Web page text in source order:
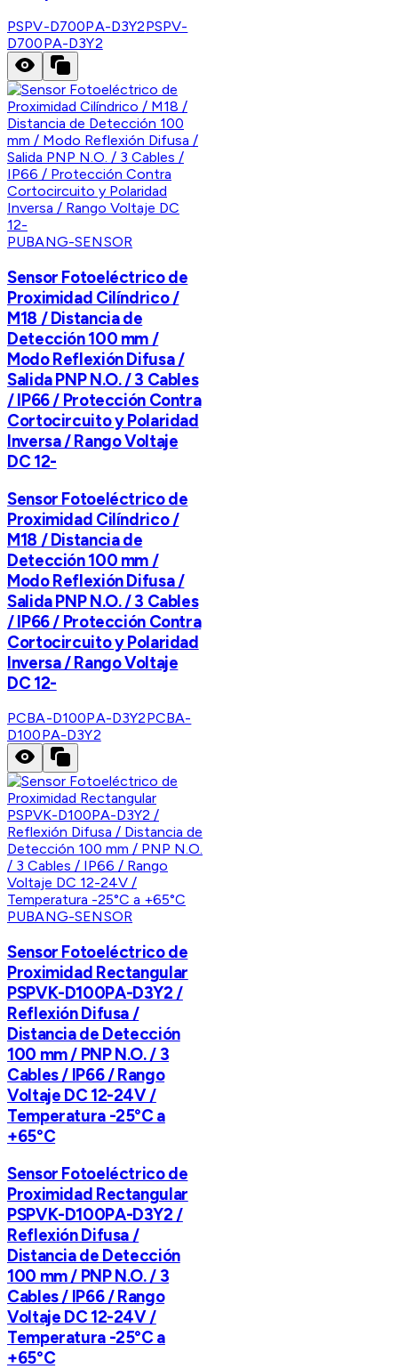
PSPV-D700PA-D3Y2PSPV-
D700PA-D3Y2
PUBANG-SENSOR
Sensor Fotoeléctrico de
Proximidad Cilíndrico /
M18 / Distancia de
Detección 100 mm /
Modo Reflexión Difusa /
Salida PNP N.O. / 3 Cables
/ IP66 / Protección Contra
Cortocircuito y Polaridad
Inversa / Rango Voltaje
DC 12-
Sensor Fotoeléctrico de
Proximidad Cilíndrico /
M18 / Distancia de
Detección 100 mm /
Modo Reflexión Difusa /
Salida PNP N.O. / 3 Cables
/ IP66 / Protección Contra
Cortocircuito y Polaridad
Inversa / Rango Voltaje
DC 12-
PCBA-D100PA-D3Y2PCBA-
D100PA-D3Y2
PUBANG-SENSOR
Sensor Fotoeléctrico de
Proximidad Rectangular
PSPVK-D100PA-D3Y2 /
Reflexión Difusa /
Distancia de Detección
100 mm / PNP N.O. / 3
Cables / IP66 / Rango
Voltaje DC 12-24V /
Temperatura -25°C a
+65°C
Sensor Fotoeléctrico de
Proximidad Rectangular
PSPVK-D100PA-D3Y2 /
Reflexión Difusa /
Distancia de Detección
100 mm / PNP N.O. / 3
Cables / IP66 / Rango
Voltaje DC 12-24V /
Temperatura -25°C a
+65°C